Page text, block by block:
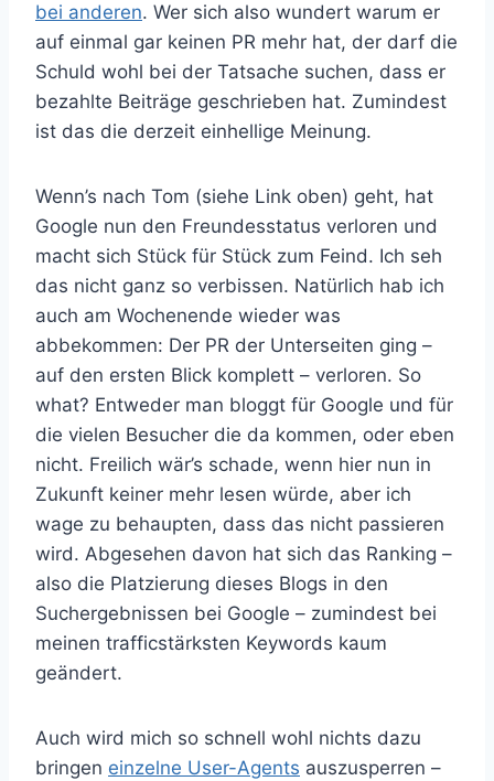
bei anderen. Wer sich also wundert warum er
auf einmal gar keinen PR mehr hat, der darf die
Schuld wohl bei der Tatsache suchen, dass er
bezahlte Beiträge geschrieben hat. Zumindest
ist das die derzeit einhellige Meinung.
Wenn’s nach Tom (siehe Link oben) geht, hat
Google nun den Freundesstatus verloren und
macht sich Stück für Stück zum Feind. Ich seh
das nicht ganz so verbissen. Natürlich hab ich
auch am Wochenende wieder was
abbekommen: Der PR der Unterseiten ging –
auf den ersten Blick komplett – verloren. So
what? Entweder man bloggt für Google und für
die vielen Besucher die da kommen, oder eben
nicht. Freilich wär’s schade, wenn hier nun in
Zukunft keiner mehr lesen würde, aber ich
wage zu behaupten, dass das nicht passieren
wird. Abgesehen davon hat sich das Ranking –
also die Platzierung dieses Blogs in den
Suchergebnissen bei Google – zumindest bei
meinen trafficstärksten Keywords kaum
geändert.
Auch wird mich so schnell wohl nichts dazu
bringen einzelne User-Agents auszusperren –